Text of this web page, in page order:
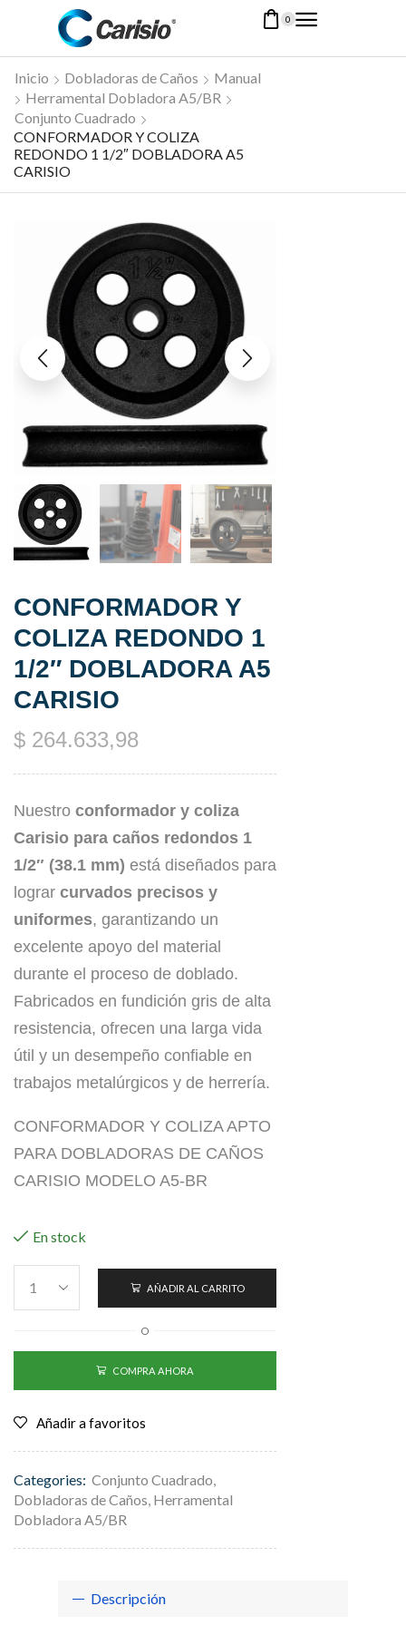
0
Inicio Dobladoras de Caños
Manual
Herramental Dobladora A5/BR
Conjunto Cuadrado
CONFORMADOR Y COLIZA
REDONDO 1 1/2″ DOBLADORA A5
CARISIO
CONFORMADOR Y
COLIZA REDONDO 1
1/2″ DOBLADORA A5
CARISIO
$ 264.633,98
Nuestro conformador y coliza
Carisio para caños redondos 1
1/2″ (38.1 mm) está diseñados para
lograr curvados precisos y
uniformes, garantizando un
excelente apoyo del material
durante el proceso de doblado.
Fabricados en fundición gris de alta
resistencia, ofrecen una larga vida
útil y un desempeño confiable en
trabajos metalúrgicos y de herrería.
CONFORMADOR Y COLIZA APTO
PARA DOBLADORAS DE CAÑOS
CARISIO MODELO A5-BR
En stock
AÑADIR AL CARRITO
O
COMPRA AHORA
Añadir a favoritos
Categories: Conjunto Cuadrado,
Dobladoras de Caños, Herramental
Dobladora A5/BR
Descripción